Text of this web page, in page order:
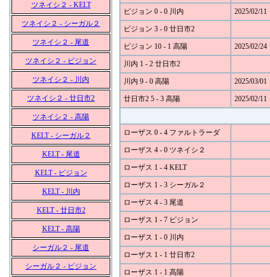
ツネイシ２ - KELT
ツネイシ２ - シーガル２
ツネイシ２ - 尾道
ツネイシ２ - ピジョン
ツネイシ２ - 川内
ツネイシ２ - 廿日市2
ツネイシ２ - 高陽
KELT - シーガル２
KELT - 尾道
KELT - ピジョン
KELT - 川内
KELT - 廿日市2
KELT - 高陽
シーガル２ - 尾道
シーガル２ - ピジョン
ピジョン 0 - 0 川内 2025/02/11
ピジョン 3 - 0 廿日市2
ピジョン 10 - 1 高陽 2025/02/24
川内 1 - 2 廿日市2
川内 9 - 0 高陽 2025/03/01
廿日市2 5 - 3 高陽 2025/02/11
ローザス 0 - 4 ファルトラーダ
ローザス 4 - 0 ツネイシ２
ローザス 1 - 4 KELT
ローザス 1 - 3 シーガル２
ローザス 4 - 3 尾道
ローザス 1 - 7 ピジョン
ローザス 1 - 0 川内
ローザス 1 - 1 廿日市2
ローザス 1 - 1 高陽